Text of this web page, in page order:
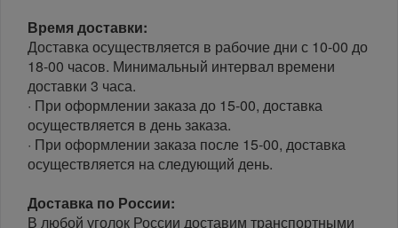
Время доставки:
Доставка осуществляется в рабочие дни с 10-00 до
18-00 часов. Минимальный интервал времени
доставки 3 часа.
· При оформлении заказа до 15-00, доставка
осуществляется в день заказа.
· При оформлении заказа после 15-00, доставка
осуществляется на следующий день.
Доставка по России:
В любой уголок России доставим транспортными